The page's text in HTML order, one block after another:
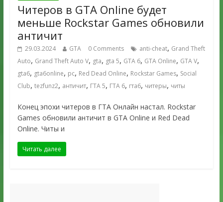
Читеров в GTA Online будет
меньше Rockstar Games обновили
античит
29.03.2024 GTA 0 Comments anti-cheat, Grand Theft
Auto, Grand Theft Auto V, gta, gta 5, GTA 6, GTA Online, GTA V,
gta6, gta6online, pc, Red Dead Online, Rockstar Games, Social
Club, tezfunz2, античит, ГТА 5, ГТА 6, гта6, читеры, читы
Конец эпохи читеров в ГТА Онлайн настал. Rockstar
Games обновили античит в GTA Online и Red Dead
Online. Читы и
Читать далее